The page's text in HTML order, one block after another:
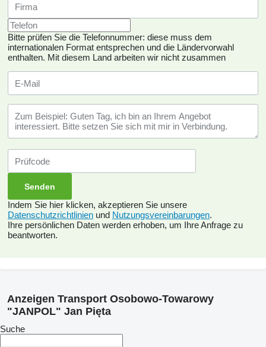
Bitte prüfen Sie die Telefonnummer: diese muss dem
internationalen Format entsprechen und die Ländervorwahl
enthalten. Mit diesem Land arbeiten wir nicht zusammen
Indem Sie hier klicken, akzeptieren Sie unsere
Datenschutzrichtlinien und Nutzungsvereinbarungen.
Ihre persönlichen Daten werden erhoben, um Ihre Anfrage zu
beantworten.
Anzeigen Transport Osobowo-Towarowy
"JANPOL" Jan Pięta
Suche